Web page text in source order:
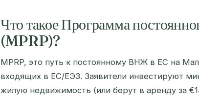
Что такое Программа
(MPRP)?
MPRP, это путь к постоянному ВНЖ в ЕС на
входящих в ЕС/ЕЭЗ. Заявители инвестируют
жилую недвижимость (или берут в аренду за